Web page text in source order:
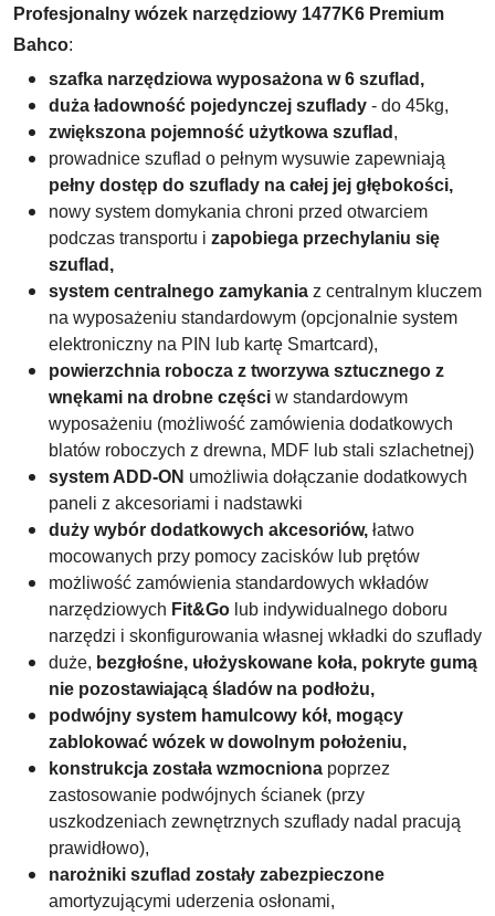
Profesjonalny wózek narzędziowy 1477K6 Premium
Bahco:
szafka narzędziowa wyposażona w 6 szuflad,
duża ładowność pojedynczej szuflady - do 45kg,
zwiększona pojemność użytkowa szuflad ,
prowadnice szuflad o pełnym wysuwie zapewniają
pełny dostęp do szuflady na całej jej głębokości,
nowy system domykania chroni przed otwarciem
podczas transportu i zapobiega przechylaniu się
szuflad,
system centralnego zamykania z centralnym kluczem
na wyposażeniu standardowym (opcjonalnie system
elektroniczny na PIN lub kartę Smartcard),
powierzchnia robocza z tworzywa sztucznego z
wnękami na drobne części w standardowym
wyposażeniu (możliwość zamówienia dodatkowych
blatów roboczych z drewna, MDF lub stali szlachetnej)
system ADD-ON umożliwia dołączanie dodatkowych
paneli z akcesoriami i nadstawki
duży wybór dodatkowych akcesoriów, łatwo
mocowanych przy pomocy zacisków lub prętów
możliwość zamówienia standardowych wkładów
narzędziowych Fit&Go lub indywidualnego doboru
narzędzi i skonfigurowania własnej wkładki do szuflady
duże, bezgłośne, ułożyskowane koła, pokryte gumą
nie pozostawiającą śladów na podłożu,
podwójny system hamulcowy kół, mogący
zablokować wózek w dowolnym położeniu,
konstrukcja została wzmocniona poprzez
zastosowanie podwójnych ścianek (przy
uszkodzeniach zewnętrznych szuflady nadal pracują
prawidłowo),
narożniki szuflad zostały zabezpieczone
amortyzującymi uderzenia osłonami,